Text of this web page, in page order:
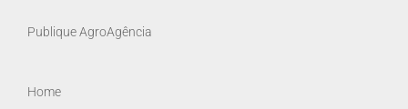
Publique AgroAgência
Home